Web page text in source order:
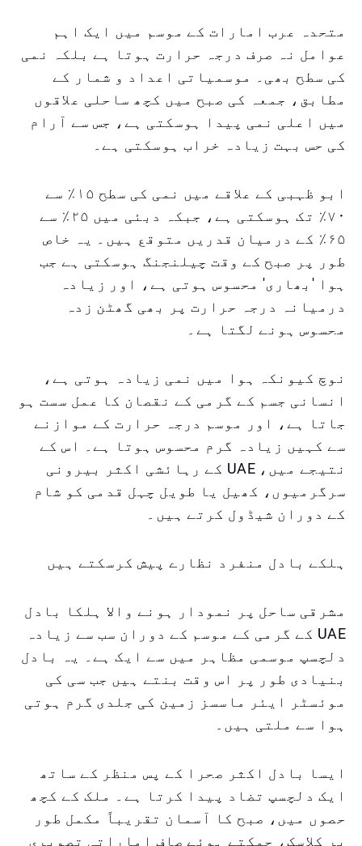
متحدہ عرب امارات کے موسم میں ایک اہم
عوامل نہ صرف درجہ حرارت ہوتا ہے بلکہ نمی
کی سطح بھی۔ موسمیاتی اعداد و شمار کے
مطابق، جمعہ کی صبح میں کچھ ساحلی علاقوں
میں اعلی نمی پیدا ہوسکتی ہے، جس سے آرام
کی حس بہت زیادہ خراب ہوسکتی ہے۔
ابو ظہبی کے علاقے میں نمی کی سطح ۱۵٪ سے
۷۰٪ تک ہوسکتی ہے، جبکہ دبئی میں ۲۵٪ سے
۶۵٪ کے درمیان قدریں متوقع ہیں۔ یہ خاص
طور پر صبح کے وقت چیلنجنگ ہوسکتی ہے جب
ہوا 'بھاری' محسوس ہوتی ہے، اور زیادہ
درمیانہ درجہ حرارت پر بھی گھٹن زدہ
محسوس ہونے لگتا ہے۔
نوچ کیونکہ ہوا میں نمی زیادہ ہوتی ہے،
انسانی جسم کے گرمی کے نقصان کا عمل سست ہو
جاتا ہے، اور موسم درجہ حرارت کے موازنے
سے کہیں زیادہ گرم محسوس ہوتا ہے۔ اس کے
نتیجے میں، UAE کے رہائشی اکثر بیرونی
سرگرمیوں، کھیل یا طویل چہل قدمی کو شام
کے دوران شیڈول کرتے ہیں۔
ہلکے بادل منفرد نظارے پیش کرسکتے ہیں
مشرقی ساحل پر نمودار ہونے والا ہلکا بادل
UAE کے گرمی کے موسم کے دوران سب سے زیادہ
دلچسپ موسمی مظاہر میں سے ایک ہے۔ یہ بادل
بنیادی طور پر اس وقت بنتے ہیں جب سی کی
موئسٹر ایئر ماسسز زمین کی جلدی گرم ہوتی
ہوا سے ملتی ہیں۔
ایسا بادل اکثر صحرا کے پس منظر کے ساتھ
ایک دلچسپ تضاد پیدا کرتا ہے۔ ملک کے کچھ
حصوں میں، صبح کا آسمان تقریباً مکمل طور
پر کلاسک، چمکتے ہوئے صاف اماراتی تصویری